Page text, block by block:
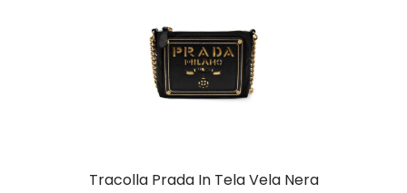
Tracolla Prada In Tela Vela Nera